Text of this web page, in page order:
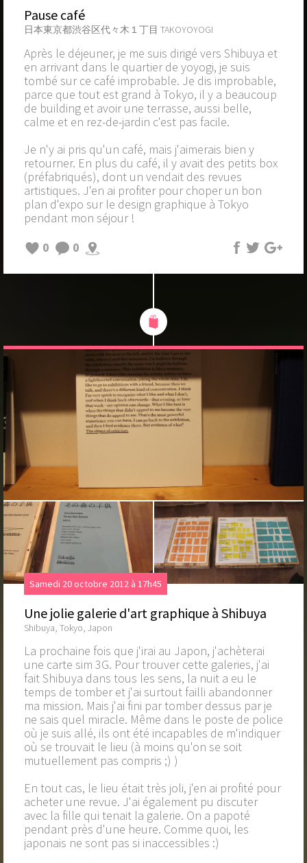
Pause café
日本東京都渋谷区代々木１丁目 TAKOYOYOGI
Après le déjeuner, je me suis dirigé vers Shibuya et
en arrivant dans le quartier de yoyogi, je suis
tombé sur ce café improbable. Je dis improbable,
parce que tout est grand à Tokyo, il y a beaucoup
de building et avoir une terrasse, aussi belle,
calme et en rez-de-jardin c'est pas facile.
Je n'y ai pris qu'un café, mais j'aimerais bien y
retourner. En plus du café, il y avait des petits box
(préfabriqués), dont un vendait des revues
artistiques. J'en ai profiter pour choper un bon
plan d'expo sur le design graphique à Tokyo
pendant mon séjour !
0
0
Samedi 20 octobre 2012 à 17h45
Une jolie galerie d'art graphique à Shibuya
Shibuya, Tokyo, Japon
La prochaine fois que j'irai au Japon, j'achèterai
une carte sim 3G. Pour trouver cette galeries, j'ai
fait Shibuya dans tous les sens, la nuit a eu le
temps de tomber et j'ai surtout failli abandonner
ma mission. Mais j'ai fini par tomber dessus par je
ne sais quel miracle. Même dans le poste de police
où je suis allé, ils ont été incapables de m'indiquer
où se trouvait le lieu (à moins qu'on se soit
mutuellement pas compris ;) )
En tout cas, le lieu était très joli, j'en ai profité pour
acheter une revue. J'ai également pu discuter
avec la fille qui tenait la galerie. On a papoté
pendant près d'une heure. Comme quoi, les
japonais ne sont pas si inaccessibles :)